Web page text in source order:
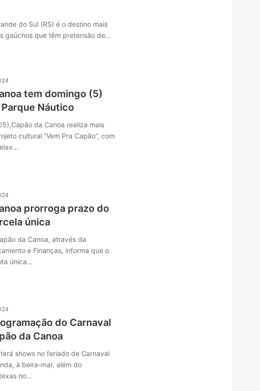
do Sul (RS) é o destino mais
gaúchos que têm pretensão de…
tem domingo (5)
Náutico
da Canoa realiza mais
cultural “Vem Pra Capão”, com
prorroga prazo do
única
da Canoa, através da
e Finanças, informa que o
única…
do Carnaval
da Canoa
shows no feriado de Carnaval
à beira-mar, além do
no…